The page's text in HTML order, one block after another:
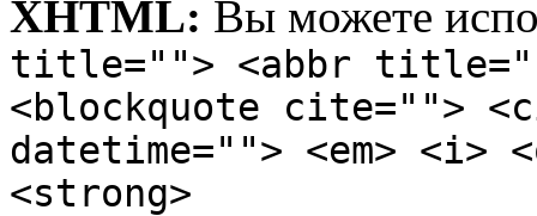
XHTML: Вы можете
title=""> <abbr
<blockquote cite="">
datetime=""> <em>
<strong>